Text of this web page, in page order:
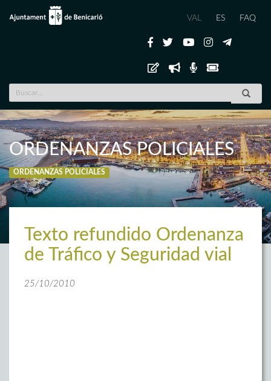
VAL ES FAQ
ORDENANZAS POLICIALES
ORDENANZAS POLICIALES
Texto refundido Ordenanza
de Tráfico y Seguridad vial
25/10/2010